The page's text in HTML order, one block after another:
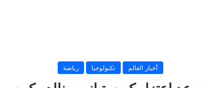
أخبار العالم تكنولوجيا رياضة